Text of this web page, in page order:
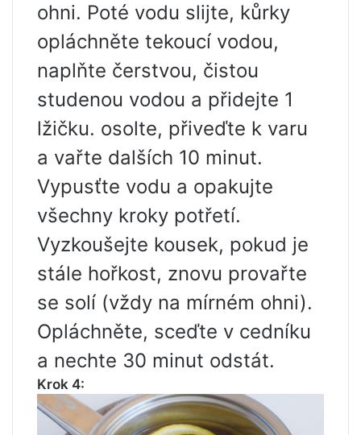
ohni. Poté vodu slijte, kůrky
opláchněte tekoucí vodou,
naplňte čerstvou, čistou
studenou vodou a přidejte 1
lžičku. osolte, přiveďte k varu
a vařte dalších 10 minut.
Vypusťte vodu a opakujte
všechny kroky potřetí.
Vyzkoušejte kousek, pokud je
stále hořkost, znovu provařte
se solí (vždy na mírném ohni).
Opláchněte, sceďte v cedníku
a nechte 30 minut odstát.
Krok 4: